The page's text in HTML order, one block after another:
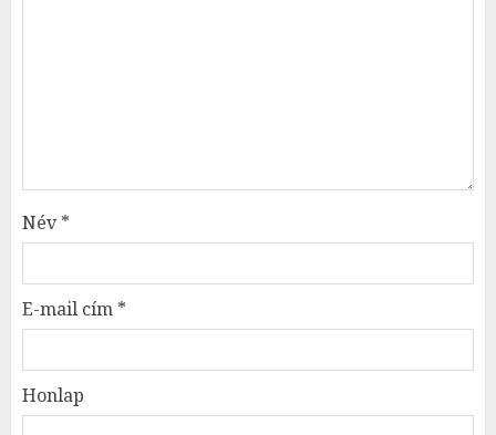
Név*
E-mail cím *
Honlap